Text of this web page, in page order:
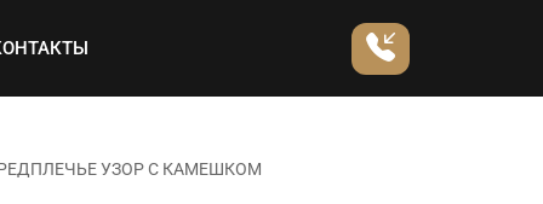
УЗОР С КАМЕШКОМ